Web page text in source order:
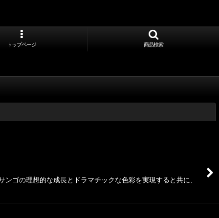
トップページ 商品検索
ゴの理想的な成長とドラマチックな色彩を実現すると共に、